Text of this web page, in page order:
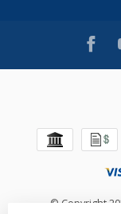
© Copyright